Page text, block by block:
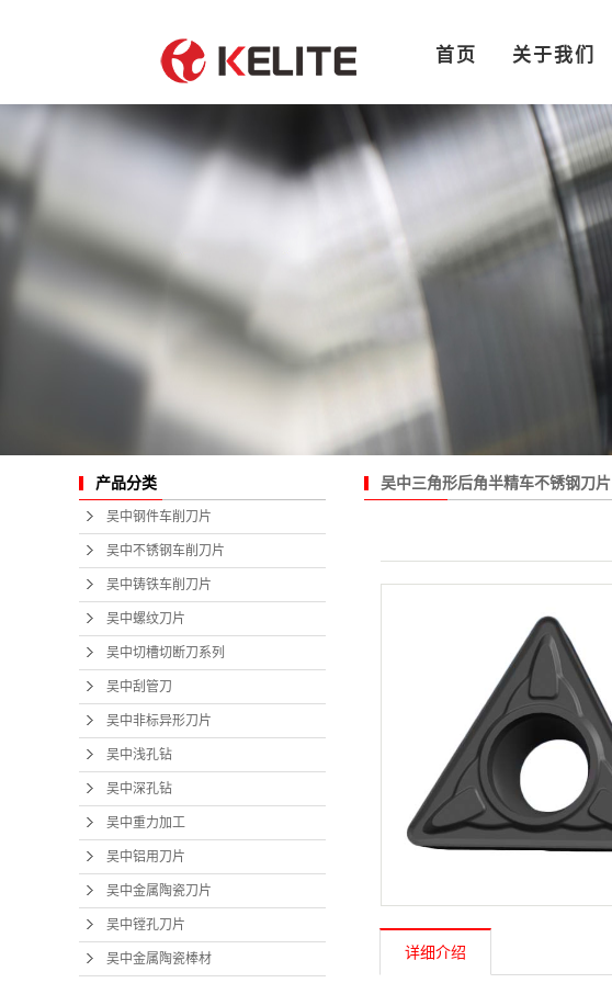
首页 关于我们
产品分类
吴中钢件车削刀片
吴中不锈钢车削刀片
吴中铸铁车削刀片
吴中螺纹刀片
吴中切槽切断刀系列
吴中刮管刀
吴中非标异形刀片
吴中浅孔钻
吴中深孔钻
吴中重力加工
吴中铝用刀片
吴中金属陶瓷刀片
吴中镗孔刀片
吴中金属陶瓷棒材
吴中三角形后角半精车不锈钢刀片
详细介绍